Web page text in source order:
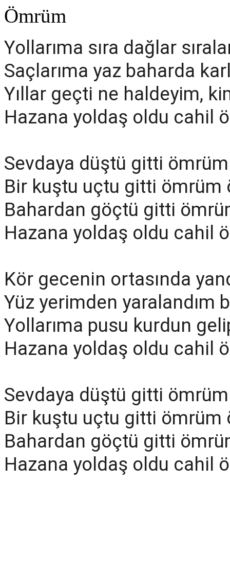
Ömrüm
Yollarıma sıra dağlar
Saçlarıma yaz baharda
Yıllar geçti ne haldeyim,
Hazana yoldaş oldu cahil
Sevdaya düştü gitti
Bir kuştu uçtu gitti
Bahardan göçtü gitti
Hazana yoldaş oldu cahil
Kör gecenin ortasında
Yüz yerimden yaralandım
Yollarıma pusu kurdun
Hazana yoldaş oldu cahil
Sevdaya düştü gitti
Bir kuştu uçtu gitti
Bahardan göçtü gitti
Hazana yoldaş oldu cahil